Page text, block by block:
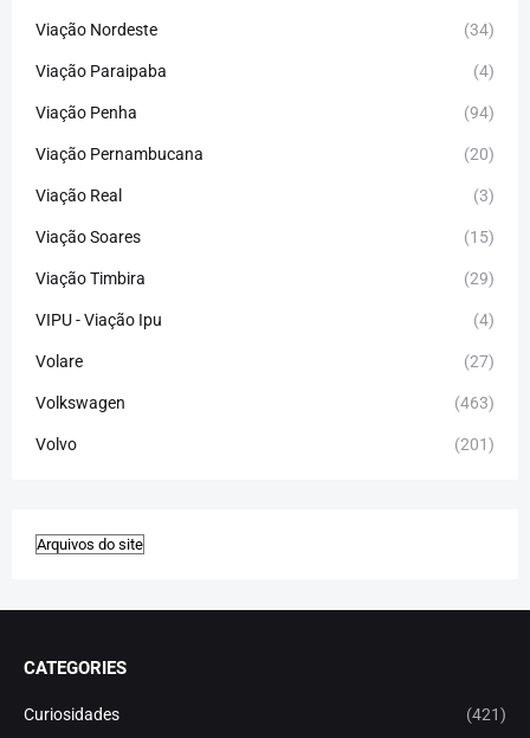
Viação Nordeste (34)
Viação Paraipaba (4)
Viação Penha (94)
Viação Pernambucana (20)
Viação Real (3)
Viação Soares (15)
Viação Timbira (29)
VIPU - Viação Ipu (4)
Volare (27)
Volkswagen (463)
Volvo (201)
CATEGORIES
Curiosidades (421)